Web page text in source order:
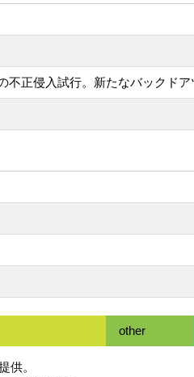
正侵入試行。新たなバックドア
other
供。